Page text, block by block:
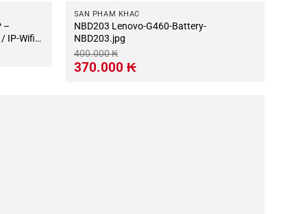
IP-Wifi
SẢN PHẨM KHÁC
NBD203 Lenovo-G460-Battery-
NBD203.jpg
400.000₭
Giá
gốc
370.000 ₭Giá
hiện